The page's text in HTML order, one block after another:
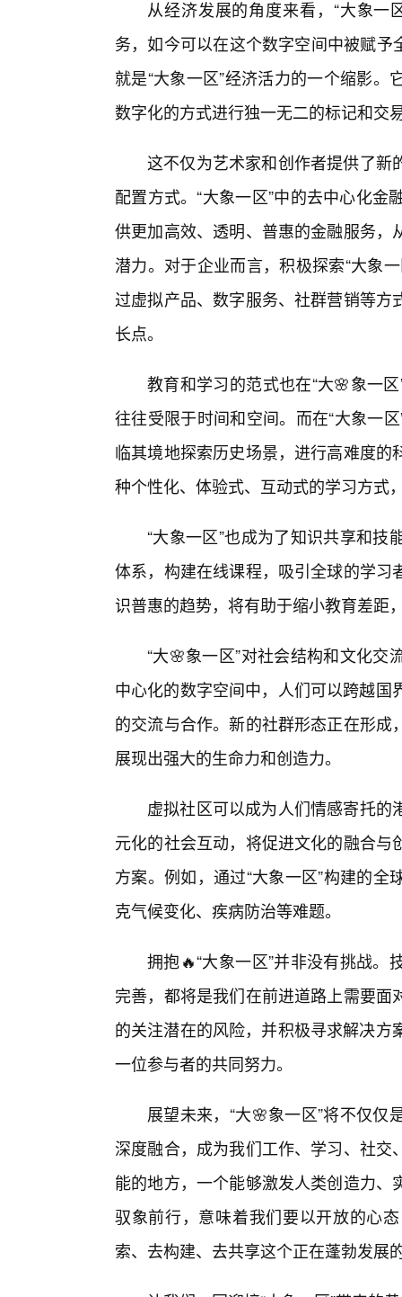
从经济发展的角度来看，“大象一
务，如今可以在这个数字空间中被赋
就是“大象一区”经济活力的一个缩影
数字化的方式进行独一无二的标记和交
这不仅为艺术家和创作者提供了新
配置方式。“大象一区”中的去中心化
供更加高效、透明、普惠的金融服务
潜力。对于企业而言，积极探索“大象
过虚拟产品、数字服务、社群营销等
长点。
教育和学习的范式也在“大🌸象一
往往受限于时间和空间。而在“大象一
临其境地探索历史场景，进行高难度
种个性化、体验式、互动式的学习方式
“大象一区”也成为了知识共享和
体系，构建在线课程，吸引全球的学
识普惠的趋势，将有助于缩小教育差距
“大🌸象一区”对社会结构和文化
中心化的数字空间中，人们可以跨越
的交流与合作。新的社群形态正在形
展现出强大的生命力和创造力。
虚拟社区可以成为人们情感寄托
元化的社会互动，将促进文化的融合
方案。例如，通过“大象一区”构建的
克气候变化、疾病防治等难题。
拥抱🔥“大象一区”并非没有挑战
完善，都将是我们在前进道路上需要
的关注潜在的风险，并积极寻求解决
一位参与者的共同努力。
展望未来，“大🌸象一区”将不仅
深度融合，成为我们工作、学习、社
能的地方，一个能够激发人类创造力
驭象前行，意味着我们要以开放的心
索、去构建、去共享这个正在蓬勃发展